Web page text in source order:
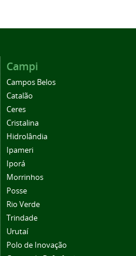
Campi
Campos Belos
Catalão
Ceres
Cristalina
Hidrolândia
Ipameri
Iporá
Morrinhos
Posse
Rio Verde
Trindade
Urutaí
Polo de Inovação